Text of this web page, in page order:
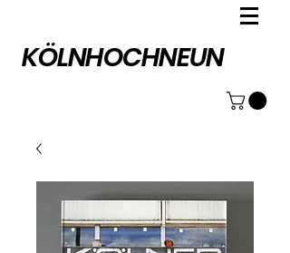
KÖLNHOCHNEUN